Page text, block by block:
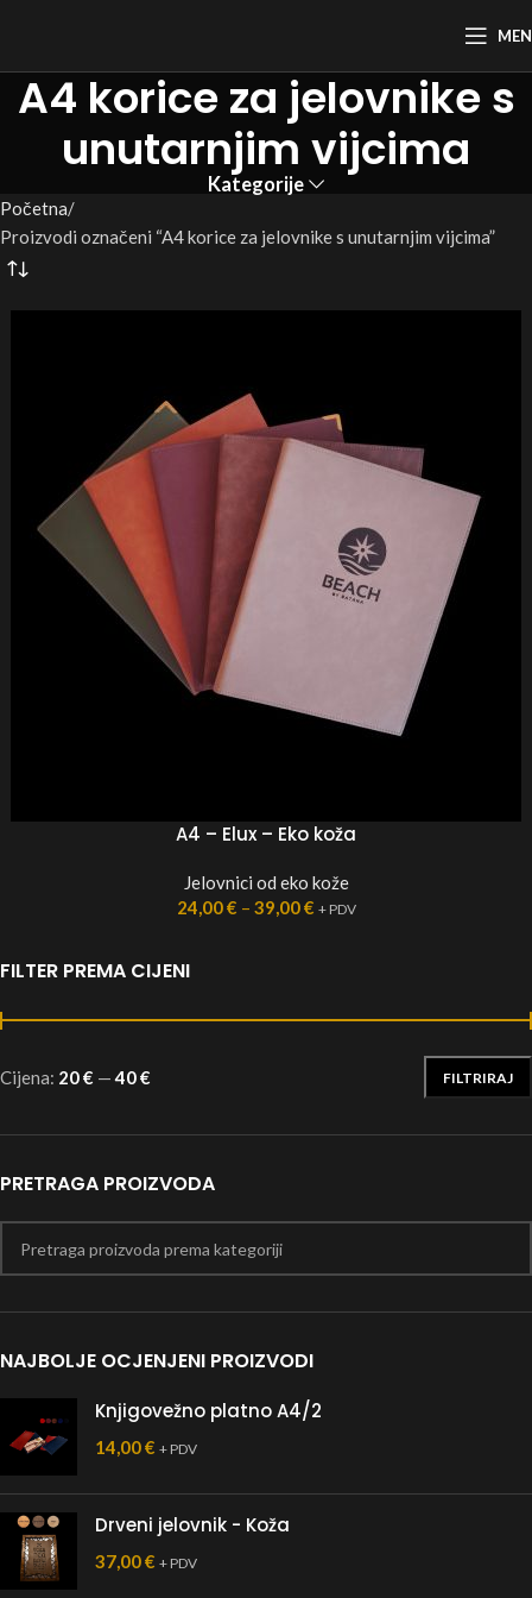
A4 korice za jelovnike s
unutarnjim vijcima
Kategorije
FILTER PREMA CIJENI
FILTRIRAJ
Cijena: 20 € —40 €
PRETRAGA PROIZVODA
NAJBOLJE OCJENJENI PROIZVODI
Knjigovežno platno A4/2
14,00€ + PDV
Drveni jelovnik - Koža
37,00€ + PDV
Početna
Proizvodi označeni “A4 korice za jelovnike s unutarnjim vijcima”
A4 – Elux – Eko koža
Jelovnici od eko kože
24,00€ – 39,00€ + PDV